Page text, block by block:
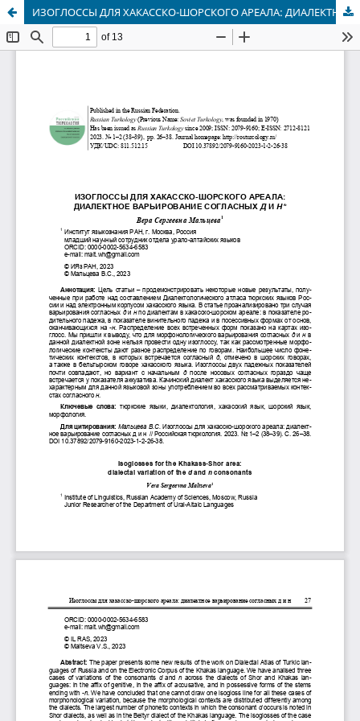
ИЗОГЛОССЫ ДЛЯ ХАКАССКО-ШОРСКОГО АРЕАЛА: ДИАЛЕКТНОЕ ВАРЬИРОВАНИЕ СОГЛАСНЫХ Д И Н*